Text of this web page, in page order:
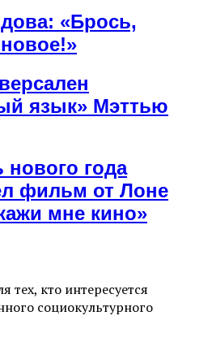
«Брось,
язык» Мэттью
года
фильм от Лоне
мне кино»
кто интересуется
социокультурного